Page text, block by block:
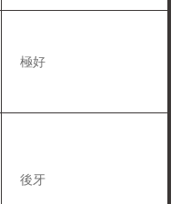
極好
後牙